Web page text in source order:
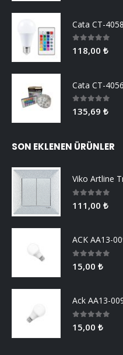
0 5
118,00 ₺
0 5
135,69 ₺
SON EKLENEN ÜRÜNLER
Viko Artline
5
111,00 ₺
5
15,00 ₺
5
15,00 ₺